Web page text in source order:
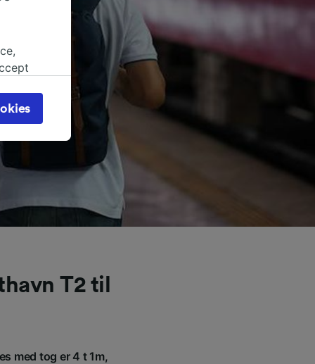
T2 til
med tog er 4 t 1m,
page.